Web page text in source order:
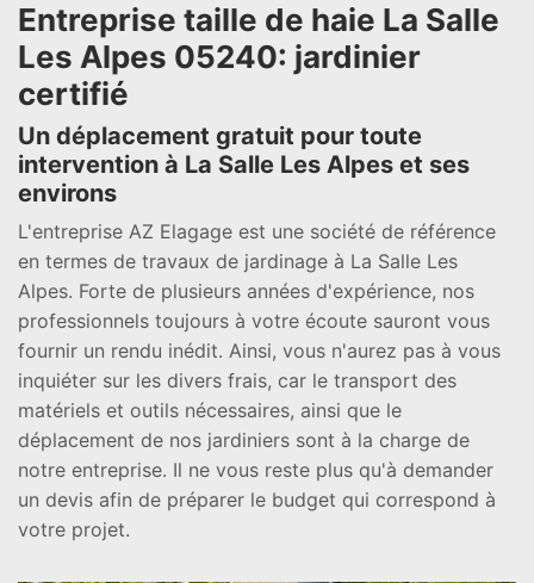
Entreprise taille de haie La Salle
Les Alpes 05240: jardinier
certifié
Un déplacement gratuit pour toute
intervention à La Salle Les Alpes et ses
environs
L'entreprise AZ Elagage est une société de référence
en termes de travaux de jardinage à La Salle Les
Alpes. Forte de plusieurs années d'expérience, nos
professionnels toujours à votre écoute sauront vous
fournir un rendu inédit. Ainsi, vous n'aurez pas à vous
inquiéter sur les divers frais, car le transport des
matériels et outils nécessaires, ainsi que le
déplacement de nos jardiniers sont à la charge de
notre entreprise. Il ne vous reste plus qu'à demander
un devis afin de préparer le budget qui correspond à
votre projet.